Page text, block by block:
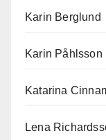
Karin Berglund
Karin Påhlsson
Katarina
Lena